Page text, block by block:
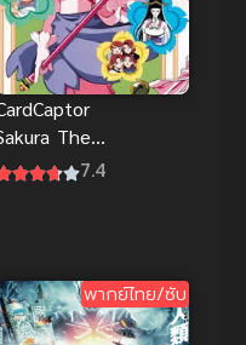
The
1
ตอน ผจญภัย
กาะฮ่องกง
ากย์ไทย
7.4
พากย์ไทย/ซับ